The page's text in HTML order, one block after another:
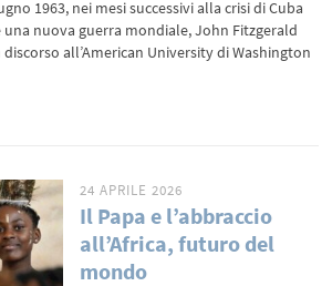
1963, nei mesi successivi alla crisi di Cuba
nuova guerra mondiale, John Fitzgerald
all’American University di Washington
24 APRILE 2026
Il Papa e l’abbraccio
all’Africa, futuro del
mondo